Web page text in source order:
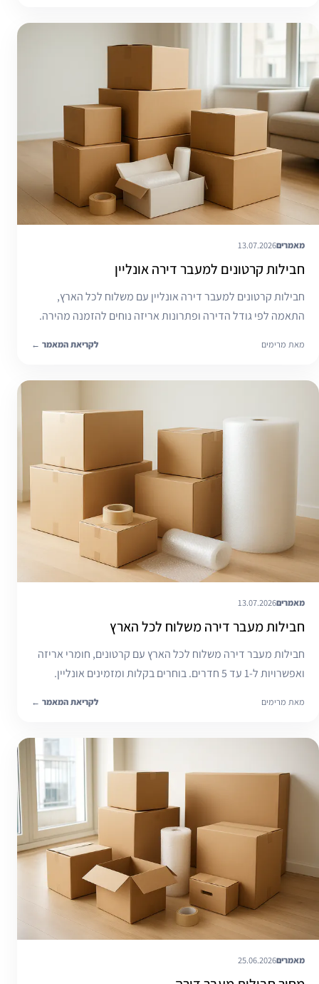
מאמרים13.07.2026
חבילות קרטונים למעבר דירה אונליין
חבילות קרטונים למעבר דירה אונליין עם משלוח לכל הארץ,
התאמה לפי גודל הדירה ופתרונות אריזה נוחים להזמנה מהירה.
מאת מרימים לקריאת המאמר ←
מאמרים13.07.2026
חבילות מעבר דירה משלוח לכל הארץ
חבילות מעבר דירה משלוח לכל הארץ עם קרטונים, חומרי אריזה
ואפשרויות ל-1 עד 5 חדרים. בוחרים בקלות ומזמינים אונליין.
מאת מרימים לקריאת המאמר ←
מאמרים25.06.2026